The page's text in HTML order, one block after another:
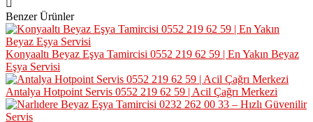
Benzer Ürünler
Konyaaltı Beyaz Eşya Tamircisi 0552 219 62 59 | En Yakın Beyaz
Eşya Servisi
Antalya Hotpoint Servis 0552 219 62 59 | Acil Çağrı Merkezi